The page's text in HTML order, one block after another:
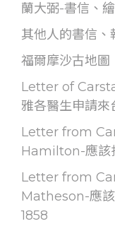
蘭大弼-書信、
其他人的書信
福爾摩沙古地圖
Letter of
雅各醫生申請來
Letter from
Hamilton-應該
Letter from
Matheson-應
1858